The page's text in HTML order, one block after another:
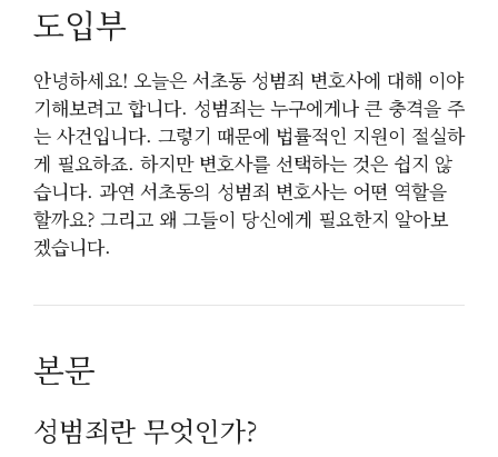
도입부
안녕하세요! 오늘은 서초동 성범죄 변호사에 대해 이야
기해보려고 합니다. 성범죄는 누구에게나 큰 충격을 주
는 사건입니다. 그렇기 때문에 법률적인 지원이 절실하
게 필요하죠. 하지만 변호사를 선택하는 것은 쉽지 않
습니다. 과연 서초동의 성범죄 변호사는 어떤 역할을
할까요? 그리고 왜 그들이 당신에게 필요한지 알아보
겠습니다.
본문
성범죄란 무엇인가?